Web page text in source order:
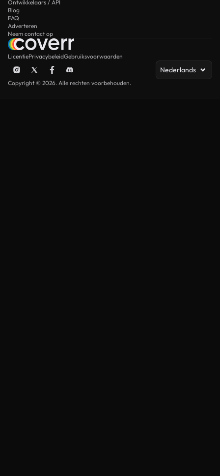
Ontwikkelaars / API
Blog
FAQ
Adverteren
Neem contact op
LicentiePrivacybeleidGebruiksvoorwaarden
Nederlands
Copyright © 2026. Alle rechten voorbehouden.